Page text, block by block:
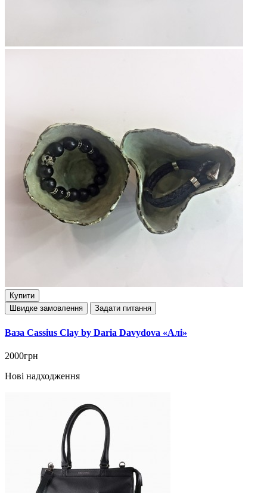
Купити
Швидке замовлення
Задати питання
Ваза Cassius Clay by Daria Davydova «Алі»
2000грн
Нові надходження